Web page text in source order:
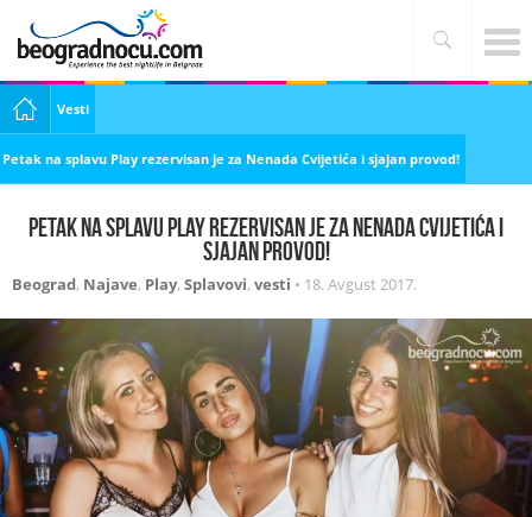
Vesti
Petak na splavu Play rezervisan je za Nenada Cvijetića i sjajan provod!
Petak na splavu Play rezervisan je za Nenada Cvijetića i
sjajan provod!
Beograd, Najave, Play, Splavovi, vesti • 18. Avgust 2017.